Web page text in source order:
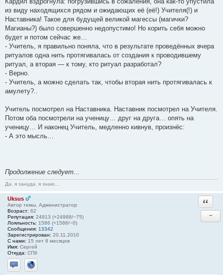
из виду находящихся рядом и ожидающих её (её!) Учителя(!) и
Наставника! Такое для будущей великой магессы (магички?
Магианы?) было совершенно недопустимо! Но корить себя можно
будет и потом сейчас же…
- Учитель, я правильно поняла, что в результате проведённых вчера
ритуалов одна нить протягивалась от создания к проводившему
ритуал, а вторая — к тому, кто ритуал разработал?
- Верно.
- Учитель, а можно сделать так, чтобы вторая нить протягивалась к
амулету?..
Учитель посмотрел на Наставника. Наставник посмотрел на Учителя.
Потом оба посмотрели на ученицу… друг на друга… опять на
ученицу… И наконец Учитель, медленно кивнув, произнёс:
- А это мысль…
Продолжение следует...
Да, я зануда, я знаю...
Uksus
Автор темы, Администратор
Возраст: 62
Репутация: 24913 (+24988/−75)
Лояльность: 1586 (+1586/−0)
Сообщения: 13342
Зарегистрирован: 20.11.2010
С нами: 15 лет 8 месяцев
Имя: Сергей
Откуда: СПб
Отправить личное сообщение
Сайт
−